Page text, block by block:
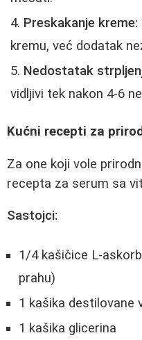
Preskakanje kreme:
kremu, već dodatak
Nedostatak
vidljivi tek nakon 4-6
Kućni recepti za
Za one koji vole
recepta za serum sa
Sastojci:
1/4 kašičice L-
prahu)
1 kašika destilovane
1 kašika glicerina